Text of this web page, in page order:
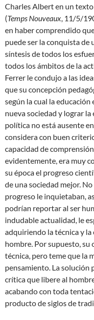
Charles Albert en un
(Temps Nouveaux, 11/5/
en haber comprendido
puede ser la conquista de
síntesis de todos los
todos los ámbitos de la
Ferrer le condujo a las
que su concepción
según la cual la
nueva sociedad y lograr
política no está ausente
considera con buen
capacidad de
evidentemente, era muy
su época el progreso
de una sociedad mejor.
progreso le inquietaban,
podrían reportar al ser
indudable actualidad, le
adquiriendo la técnica y la
hombre. Por supuesto, su
técnica, pero teme que la
pensamiento. La solución
crítica que libere al
acabando con toda
producto de siglos de